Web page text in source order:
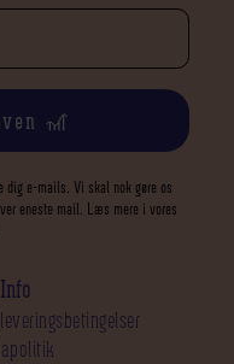
🎢
e-mails. Vi skal nok gøre os
eneste mail. Læs mere i vores